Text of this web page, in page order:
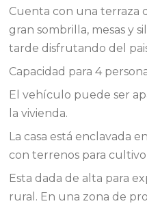
Cuenta con una terraza
gran sombrilla, mesas y
tarde disfrutando del
Capacidad para 4
El vehículo puede ser
la vivienda.
La casa está enclavada
con terrenos para
Esta dada de alta para
rural. En una zona de